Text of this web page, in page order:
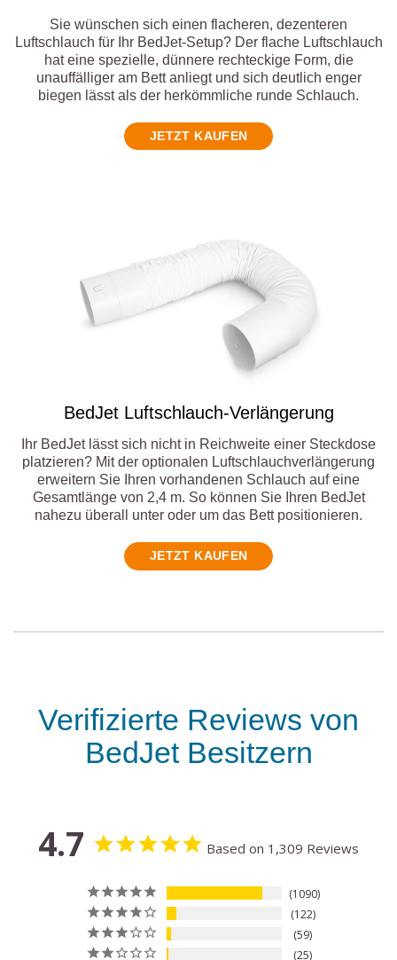
Sie wünschen sich einen flacheren, dezenteren
Luftschlauch für Ihr BedJet-Setup? Der flache Luftschlauch
hat eine spezielle, dünnere rechteckige Form, die
unauffälliger am Bett anliegt und sich deutlich enger
biegen lässt als der herkömmliche runde Schlauch.
JETZT KAUFEN
BedJet Luftschlauch-Verlängerung
Ihr BedJet lässt sich nicht in Reichweite einer Steckdose
platzieren? Mit der optionalen Luftschlauchverlängerung
erweitern Sie Ihren vorhandenen Schlauch auf eine
Gesamtlänge von 2,4 m. So können Sie Ihren BedJet
nahezu überall unter oder um das Bett positionieren.
JETZT KAUFEN
Verifizierte Reviews von
BedJet Besitzern
4.7 Based on 1,309 Reviews
1090
122
59
25